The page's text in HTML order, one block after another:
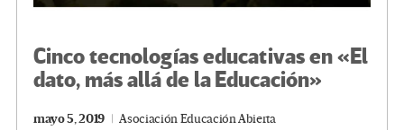
Cinco tecnologías educativas en «El
dato, más allá de la Educación»
mayo 5, 2019 Asociación Educación Abierta